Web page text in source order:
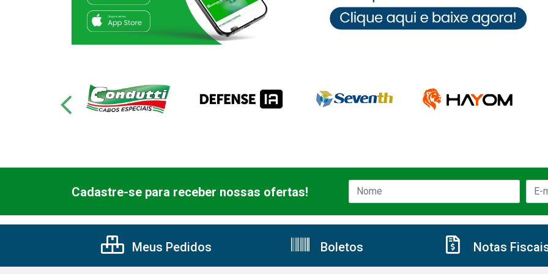
Cadastre-se para receber nossas ofertas!
Meus Pedidos Boletos Notas